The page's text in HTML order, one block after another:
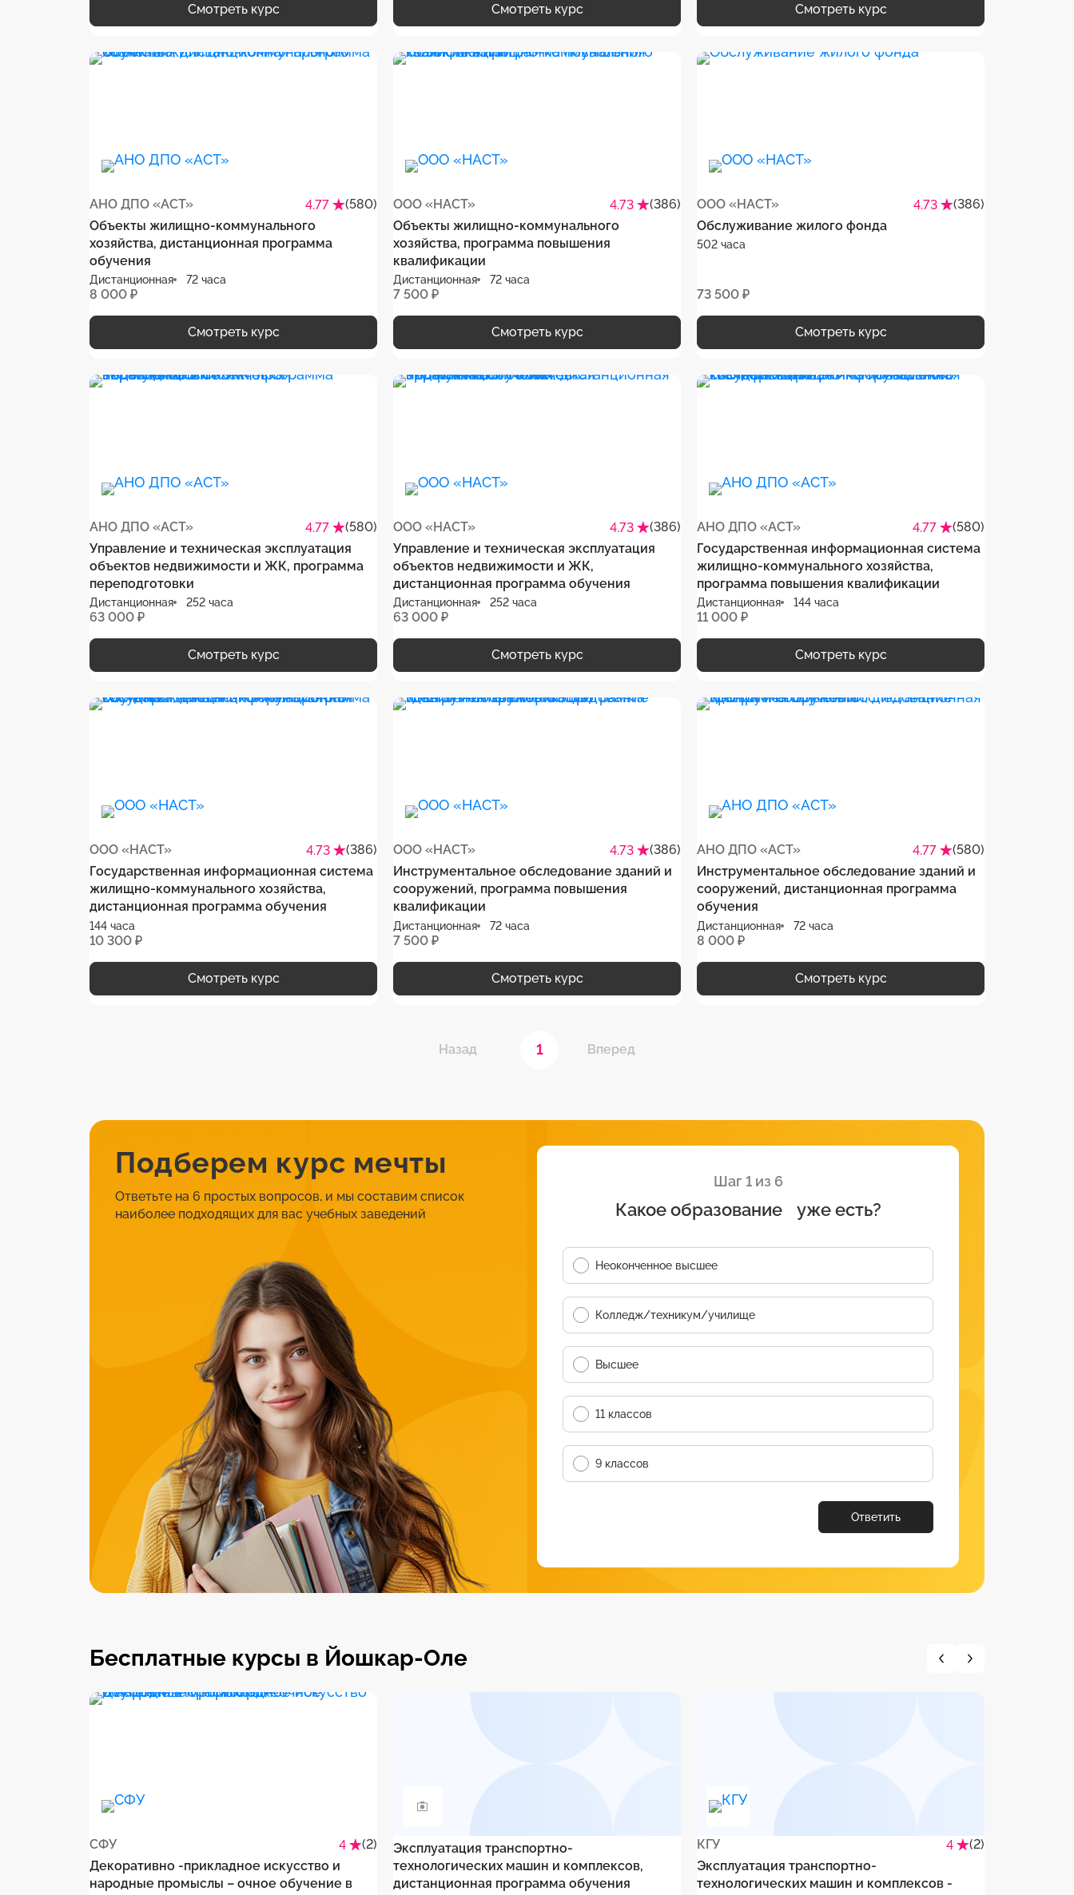
Смотреть курс Смотреть курс Смотреть курс
АНО ДПО «АСТ» 4.77
(580)
Объекты жилищно-коммунального
хозяйства, дистанционная программа
обучения
Дистанционная 72 часа
8 000 ₽
Смотреть курс
ООО «НАСТ» 4.73
(386)
Объекты жилищно-коммунального
хозяйства, программа повышения
квалификации
Дистанционная 72 часа
7 500 ₽
Смотреть курс
ООО «НАСТ» 4.73
(386)
Обслуживание жилого фонда
502 часа
73 500 ₽
Смотреть курс
АНО ДПО «АСТ» 4.77
(580)
Управление и техническая эксплуатация
объектов недвижимости и ЖК, программа
переподготовки
Дистанционная 252 часа
63 000 ₽
Смотреть курс
ООО «НАСТ» 4.73
(386)
Управление и техническая эксплуатация
объектов недвижимости и ЖК,
дистанционная программа обучения
Дистанционная 252 часа
63 000 ₽
Смотреть курс
АНО ДПО «АСТ» 4.77
(580)
Государственная информационная система
жилищно-коммунального хозяйства,
программа повышения квалификации
Дистанционная 144 часа
11 000 ₽
Смотреть курс
ООО «НАСТ» 4.73
(386)
Государственная информационная система
жилищно-коммунального хозяйства,
дистанционная программа обучения
144 часа
10 300 ₽
Смотреть курс
ООО «НАСТ» 4.73
(386)
Инструментальное обследование зданий и
сооружений, программа повышения
квалификации
Дистанционная 72 часа
7 500 ₽
Смотреть курс
АНО ДПО «АСТ» 4.77
(580)
Инструментальное обследование зданий и
сооружений, дистанционная программа
обучения
Дистанционная 72 часа
8 000 ₽
Смотреть курс
Назад 1 Вперед
Подберем курс мечты
Ответьте на 6 простых вопросов, и мы составим список
наиболее подходящих для вас учебных заведений
Шаг 1 из 6
Какое образование уже есть?
Неоконченное высшее
Колледж/техникум/училище
Высшее
11 классов
9 классов
Ответить
Бесплатные курсы в Йошкар-Оле
СФУ 4
(2)
Декоративно -прикладное искусство и
народные промыслы – очное обучение в
Эксплуатация транспортно-
технологических машин и комплексов,
дистанционная программа обучения
КГУ 4
(2)
Эксплуатация транспортно-
технологических машин и комплексов -